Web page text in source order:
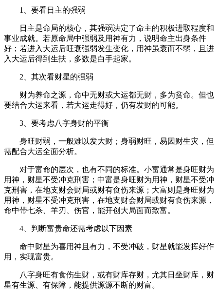
1、要看日主的强弱
日主是命局的核心，其强弱决定了命主的积极进取程度和
事业成就。若原命局中强弱及用神有力，说明命主出身条件
好；若进入大运后旺衰强弱发生变化，用神虽衰而不弱，且进
入大运后得到生扶，多数是白手起家。
2、其次看财星的强弱
财为养命之源，命中无财或大运都无财，多为贫命。但也
要结合大运来看，若大运走得好，仍有发财的可能。
3、要考虑八字身财的平衡
身旺财弱，一般难以发大财；身弱财旺，易因财生灾，但
需配合大运全面分析。
对于富命的层次，也有不同的标准。小富通常是身旺财为
用神，财星不受冲克刑害；中富是身旺财为用神，财星不受冲
克刑害，在地支财会财局或财有食伤来源；大富则是身旺财为
用神，财星不受冲克刑害，在地支财会财局或财有食伤来源，
命中带七杀、羊刃、伤官，能开创大局面而致富。
4、判断富贵命还需考虑以下因素
命中财星为喜用神且有力，不受冲破，财星就能发挥好作
用，实现富贵。
八字身旺有食伤生财，或有财库存财，尤其日坐财库，财
星有生源、有保障，能提供源源不断的财富。